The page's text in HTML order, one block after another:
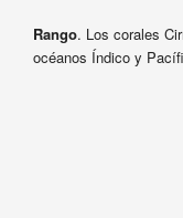
Rango. Los corales
océanos Índico y